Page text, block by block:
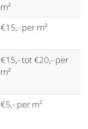
m²
€15,- per m²
€15,- tot €20,- per
m²
€5,- per m²